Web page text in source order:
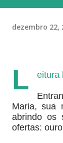
dezembro 22,
L eitura
Maria, sua
abrindo os
ofertas: